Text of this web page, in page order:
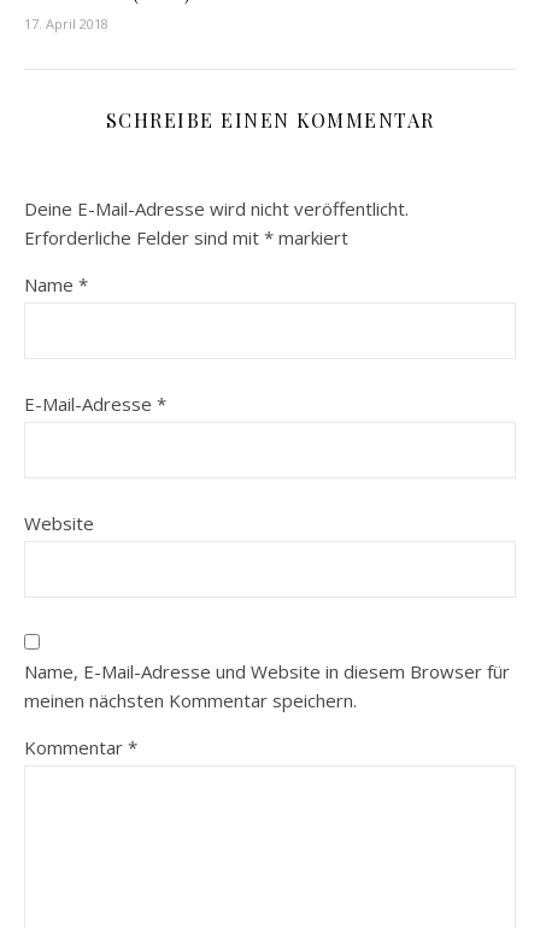
17. April 2018
SCHREIBE EINEN KOMMENTAR
Deine E-Mail-Adresse wird nicht veröffentlicht.
Erforderliche Felder sind mit * markiert
Name *
E-Mail-Adresse *
Website
Name, E-Mail-Adresse und Website in diesem Browser für
meinen nächsten Kommentar speichern.
Kommentar *